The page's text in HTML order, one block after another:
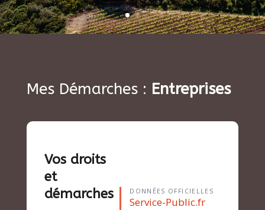
Mes Démarches : Entreprises
Vos droits
et
démarches
DONNÉES OFFICIELLES
Service-Public.fr